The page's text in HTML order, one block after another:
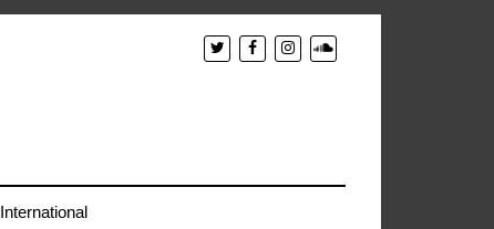
International